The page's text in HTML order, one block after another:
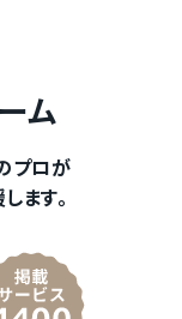
ム
プロが
ます。